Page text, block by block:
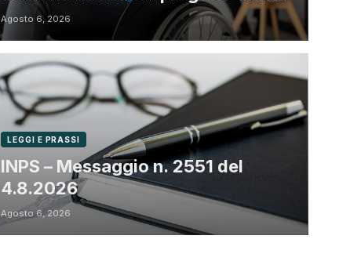
Agosto 6, 2026
LEGGI E PRASSI
INPS – Messaggio n. 2551 del
4.8.2026
Agosto 6, 2026